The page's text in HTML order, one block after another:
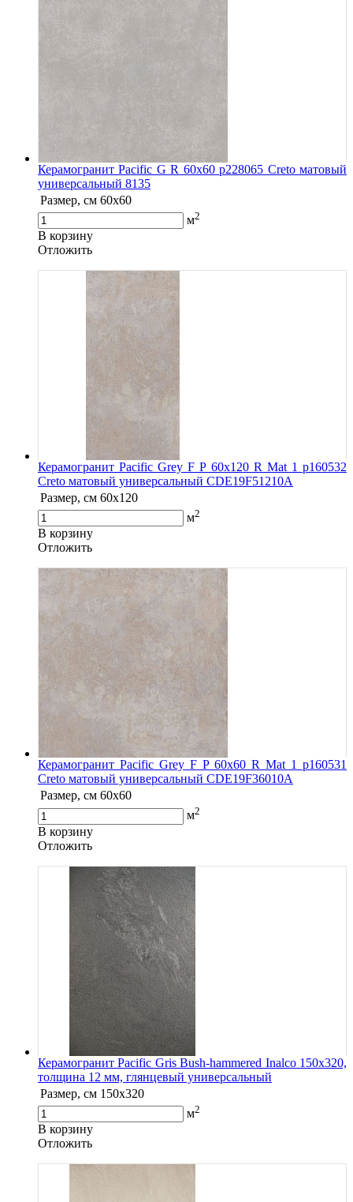
Керамогранит Pacific G R 60х60 р228065 Creto матовый
универсальный 8135
Размер, см 60x60
м2
В корзину
Oтложить
Керамогранит Pacific Grey F P 60x120 R Mat 1 р160532
Creto матовый универсальный СDE19F51210A
Размер, см 60x120
м2
В корзину
Oтложить
Керамогранит Pacific Grey F P 60x60 R Mat 1 р160531
Creto матовый универсальный СDE19F36010A
Размер, см 60x60
м2
В корзину
Oтложить
Керамогранит Pacific Gris Bush-hammered Inalco 150x320,
толщина 12 мм, глянцевый универсальный
Размер, см 150x320
м2
В корзину
Oтложить